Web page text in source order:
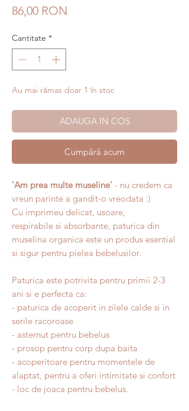
86,00 RON
Cantitate *
Au mai rămas doar 1 în stoc
ADAUGA IN COS
Cumpără acum
'Am prea multe museline' - nu credem ca
vreun parinte a gandit-o vreodata :)
Cu imprimeu delicat, usoare,
respirabile si absorbante, paturica din
muselina organica este un produs esential
si sigur pentru pielea bebelusilor.
Paturica este potrivita pentru primii 2-3
ani si e perfecta ca:
- paturica de acoperit in zilele calde si in
serile racoroase
- asternut pentru bebelus
- prosop pentru corp dupa baita
- acoperitoare pentru momentele de
alaptat, pentru a oferi intimitate si confort
- loc de joaca pentru bebelus.